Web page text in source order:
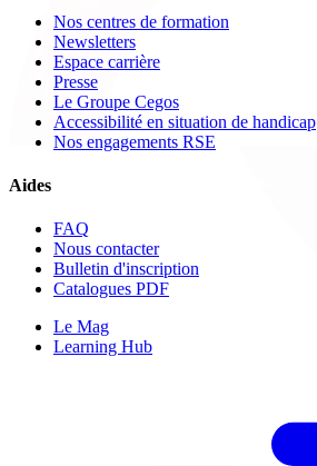
Nos centres de formation
Newsletters
Espace carrière
Presse
Le Groupe Cegos
Accessibilité en situation de handicap
Nos engagements RSE
Aides
FAQ
Nous contacter
Bulletin d'inscription
Catalogues PDF
Le Mag
Learning Hub